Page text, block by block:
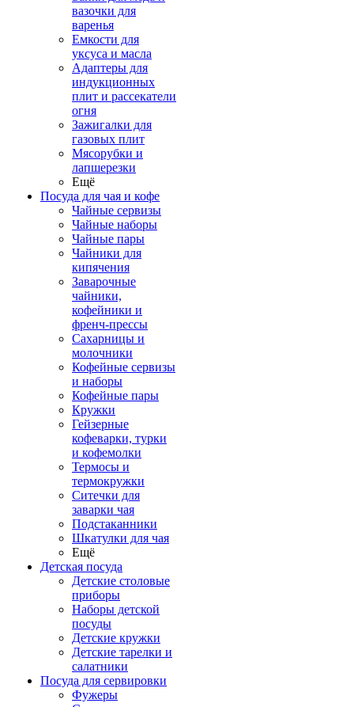
вазочки для
варенья
Емкости для
уксуса и масла
Адаптеры для
индукционных
плит и рассекатели
огня
Зажигалки для
газовых плит
Мясорубки и
лапшерезки
Ещё
Посуда для чая и кофе
Чайные сервизы
Чайные наборы
Чайные пары
Чайники для
кипячения
Заварочные
чайники,
кофейники и
френч-прессы
Сахарницы и
молочники
Кофейные сервизы
и наборы
Кофейные пары
Кружки
Гейзерные
кофеварки, турки
и кофемолки
Термосы и
термокружки
Ситечки для
заварки чая
Подстаканники
Шкатулки для чая
Ещё
Детская посуда
Детские столовые
приборы
Наборы детской
посуды
Детские кружки
Детские тарелки и
салатники
Посуда для сервировки
Фужеры